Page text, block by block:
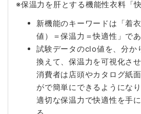
※保温力を肝とする機能性衣料「
新機能のキーワードは「着
値）＝保温力＝快適性」であ
試験データのclo値を、分か
換えて、保温力を可視化させ
消費者は店頭やカタログ紙
がで簡単にできるようになり
適切な保温力で快適性を手